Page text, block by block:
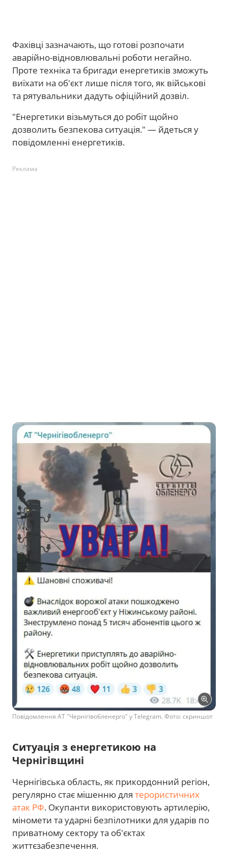
Фахівці зазначають, що готові розпочати
аварійно-відновлювальні роботи негайно.
Проте техніка та бригади енергетиків зможуть
виїхати на об'єкт лише після того, як військові
та рятувальники дадуть офіційний дозвіл.
"Енергетики візьмуться до робіт щойно
дозволить безпекова ситуація." — йдеться у
повідомленні енергетиків.
Реклама
Повідомлення АТ "Чернігівобленерго" у Telegram. Фото: скриншот
Ситуація з енергетикою на
Чернігівщині
Чернігівська область, як прикордонний регіон,
регулярно стає мішенню для терористичних
атак РФ. Окупанти використовують артилерію,
міномети та ударні безпілотники для ударів по
приватному сектору та об'єктах
життєзабезпечення.